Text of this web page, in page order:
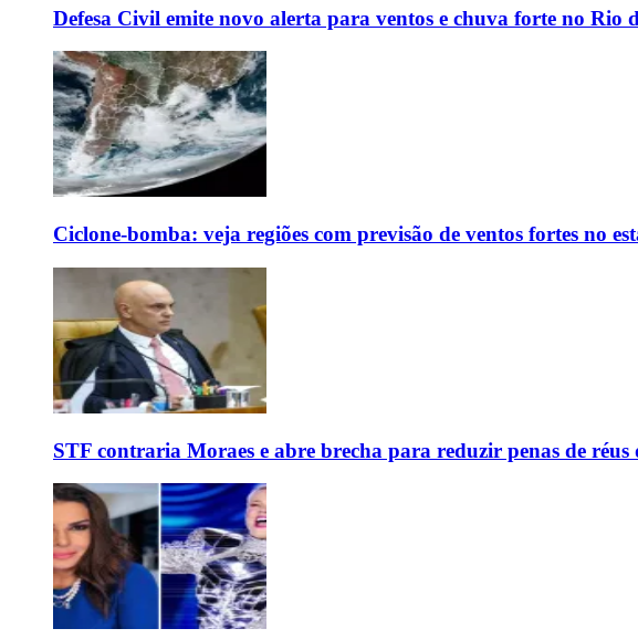
Defesa Civil emite novo alerta para ventos e chuva forte no Rio
Ciclone-bomba: veja regiões com previsão de ventos fortes no
STF contraria Moraes e abre brecha para reduzir penas de réus